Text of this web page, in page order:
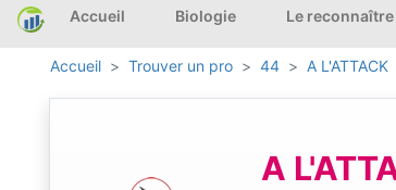
Accueil Biologie Le reconnaître
Accueil Trouver un pro 44 A L'ATTACK
A